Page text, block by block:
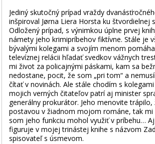
Jediný skutočný prípad vraždy
inšpiroval Jørna Liera Horsta ku štvordielnej
Odložený prípad, s výnimkou úplne prvej
námety jeho krimipríbehov fiktívne. Stále je
bývalými kolegami a svojím menom
televíznej relácii hľadať svedkov vážnych
mi život za policajnými páskami, kam sa
nedostane, pocit, že som „pri tom“ a
čítať v novinách. Ale stále chodím s
mojich verných čitateľov patrí aj minister
generálny prokurátor. Jeho menovite trápilo,
postavou v žiadnom mojom románe, tak
som jeho funkciu mohol využiť v príbehu…
figuruje v mojej trinástej knihe s názvom
spisovateľ s úsmevom.